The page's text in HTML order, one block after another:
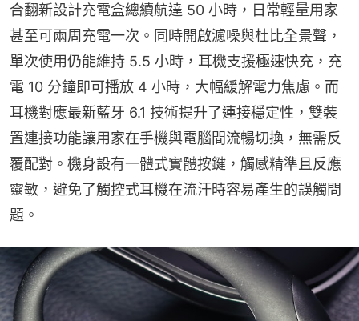
合翻新設計充電盒總續航達 50 小時，日常輕量用家
甚至可兩周充電一次。同時開啟濾噪與杜比全景聲，
單次使用仍能維持 5.5 小時，耳機支援極速快充，充
電 10 分鐘即可播放 4 小時，大幅緩解電力焦慮。而
耳機對應最新藍牙 6.1 技術提升了連接穩定性，雙裝
置連接功能讓用家在手機與電腦間流暢切換，無需反
覆配對。機身設有一體式實體按鍵，觸感精準且反應
靈敏，避免了觸控式耳機在流汗時容易產生的誤觸問
題。